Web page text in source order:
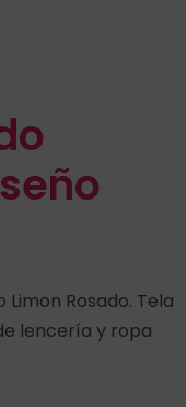
Rosado. Tela
lencería y ropa